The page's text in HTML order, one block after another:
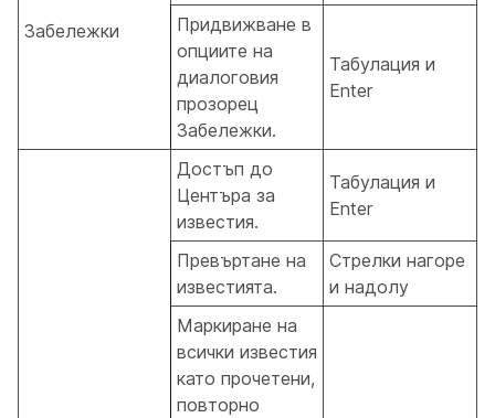
Забележки
Придвижване в
опциите на
диалоговия
прозорец
Забележки.
Табулация и
Enter
Достъп до
Центъра за
известия.
Табулация и
Enter
Превъртане на
известията.
Стрелки нагоре
и надолу
Маркиране на
всички известия
като прочетени,
повторно